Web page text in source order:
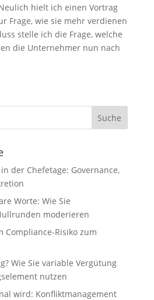
hielt ich einen Vortrag
Frage, wie sie mehr verdienen
stelle ich die Frage, welche
die Unternehmer nun nach
der Chefetage: Governance,
Worte: Wie Sie
moderieren
Compliance-Risiko zum
Wie Sie variable Vergütung
nutzen
wird: Konfliktmanagement